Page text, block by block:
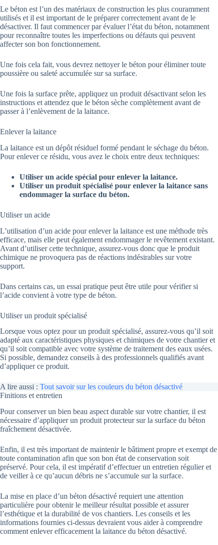
Le béton est l’un des matériaux de construction les plus couramment
utilisés et il est important de le préparer correctement avant de le
désactiver. Il faut commencer par évaluer l’état du béton, notamment
pour reconnaître toutes les imperfections ou défauts qui peuvent
affecter son bon fonctionnement.
Une fois cela fait, vous devrez nettoyer le béton pour éliminer toute
poussière ou saleté accumulée sur sa surface.
Une fois la surface prête, appliquez un produit désactivant selon les
instructions et attendez que le béton sèche complètement avant de
passer à l’enlèvement de la laitance.
Enlever la laitance
La laitance est un dépôt résiduel formé pendant le séchage du béton.
Pour enlever ce résidu, vous avez le choix entre deux techniques:
Utiliser un acide spécial pour enlever la laitance.
Utiliser un produit spécialisé pour enlever la laitance sans
endommager la surface du béton.
Utiliser un acide
L’utilisation d’un acide pour enlever la laitance est une méthode très
efficace, mais elle peut également endommager le revêtement existant.
Avant d’utiliser cette technique, assurez-vous donc que le produit
chimique ne provoquera pas de réactions indésirables sur votre
support.
Dans certains cas, un essai pratique peut être utile pour vérifier si
l’acide convient à votre type de béton.
Utiliser un produit spécialisé
Lorsque vous optez pour un produit spécialisé, assurez-vous qu’il soit
adapté aux caractéristiques physiques et chimiques de votre chantier et
qu’il soit compatible avec votre système de traitement des eaux usées.
Si possible, demandez conseils à des professionnels qualifiés avant
d’appliquer ce produit.
A lire aussi : Tout savoir sur les couleurs du béton désactivé
Finitions et entretien
Pour conserver un bien beau aspect durable sur votre chantier, il est
nécessaire d’appliquer un produit protecteur sur la surface du béton
fraîchement désactivée.
Enfin, il est très important de maintenir le bâtiment propre et exempt de
toute contamination afin que son bon état de conservation soit
préservé. Pour cela, il est impératif d’effectuer un entretien régulier et
de veiller à ce qu’aucun débris ne s’accumule sur la surface.
La mise en place d’un béton désactivé requiert une attention
particulière pour obtenir le meilleur résultat possible et assurer
l’esthétique et la durabilité de vos chantiers. Les conseils et les
informations fournies ci-dessus devraient vous aider à comprendre
comment enlever efficacement la laitance du béton désactivé.